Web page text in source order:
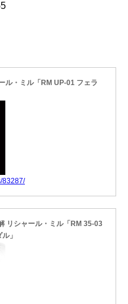
ル・ミル「RM UP-01 フェラ
83287/
リシャール・ミル「RM 35-03
」